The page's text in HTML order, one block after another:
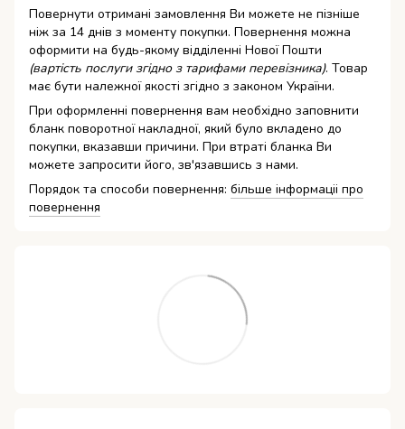
Повернути отримані замовлення Ви можете не пізніше
ніж за 14 днів з моменту покупки. Повернення можна
оформити на будь-якому відділенні Нової Пошти
(вартість послуги згідно з тарифами перевізника). Товар
має бути належної якості згідно з законом України.
При оформленні повернення вам необхідно заповнити
бланк поворотної накладної, який було вкладено до
покупки, вказавши причини. При втраті бланка Ви
можете запросити його, зв'язавшись з нами.
Порядок та способи повернення: більше інформаціі про
повернення